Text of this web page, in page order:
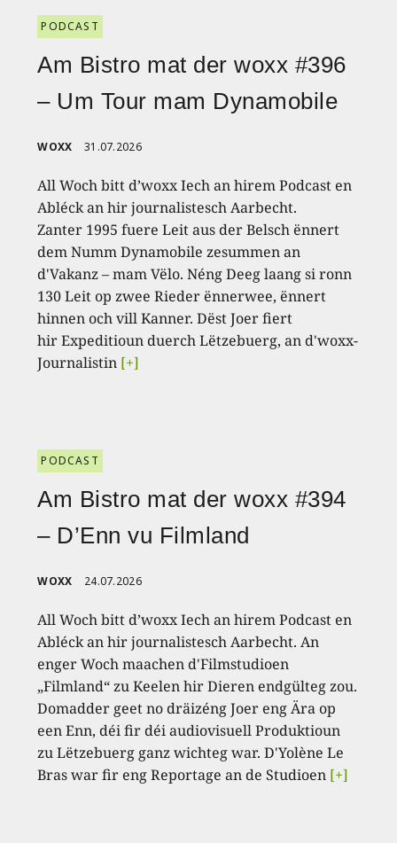
PODCAST
Am Bistro mat der woxx #396
– Um Tour mam Dynamobile
WOXX 31.07.2026
All Woch bitt d’woxx Iech an hirem Podcast en
Abléck an hir journalistesch Aarbecht.
Zanter 1995 fuere Leit aus der Belsch ënnert
dem Numm Dynamobile zesummen an
d'Vakanz – mam Vëlo. Néng Deeg laang si ronn
130 Leit op zwee Rieder ënnerwee, ënnert
hinnen och vill Kanner. Dëst Joer fiert
hir Expeditioun duerch Lëtzebuerg, an d'woxx-
Journalistin [+]
PODCAST
Am Bistro mat der woxx #394
– D’Enn vu Filmland
WOXX 24.07.2026
All Woch bitt d’woxx Iech an hirem Podcast en
Abléck an hir journalistesch Aarbecht. An
enger Woch maachen d'Filmstudioen
„Filmland“ zu Keelen hir Dieren endgülteg zou.
Domadder geet no dräizéng Joer eng Ära op
een Enn, déi fir déi audiovisuell Produktioun
zu Lëtzebuerg ganz wichteg war. D'Yolène Le
Bras war fir eng Reportage an de Studioen [+]